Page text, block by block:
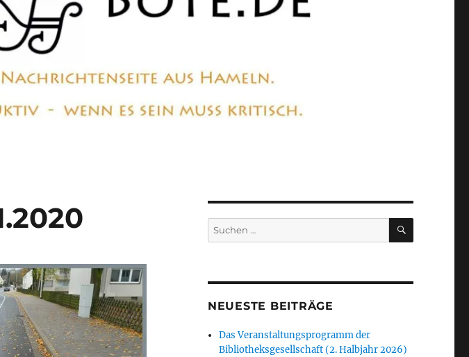
Suchen
nach:
SUCHEN
NEUESTE BEITRÄGE
Das Veranstaltungsprogramm der
Bibliotheksgesellschaft (2. Halbjahr 2026)